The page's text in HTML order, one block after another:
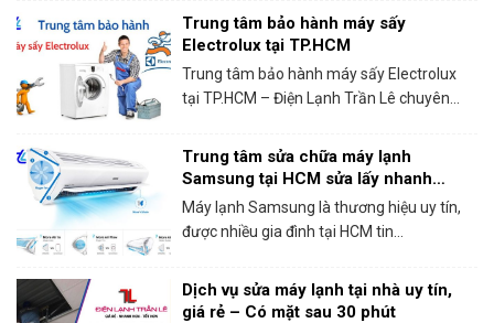
Trung tâm bảo hành máy sấy
Electrolux tại TP.HCM
Trung tâm bảo hành máy sấy Electrolux
tại TP.HCM – Điện Lạnh Trần Lê chuyên...
Trung tâm sửa chữa máy lạnh
Samsung tại HCM sửa lấy nhanh
trong ngày
Máy lạnh Samsung là thương hiệu uy tín,
được nhiều gia đình tại HCM tin...
Dịch vụ sửa máy lạnh tại nhà uy tín,
giá rẻ – Có mặt sau 30 phút